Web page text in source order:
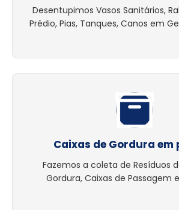
Desentupimos Vasos Sanitários,
Prédio, Pias, Tanques, Canos em
Caixas de Gordura em
Fazemos a coleta de Resíduos
Gordura, Caixas de Passagem